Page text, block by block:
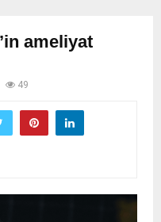
ameliyat
49